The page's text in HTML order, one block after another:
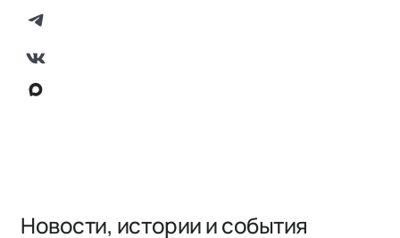
Новости, истории и события